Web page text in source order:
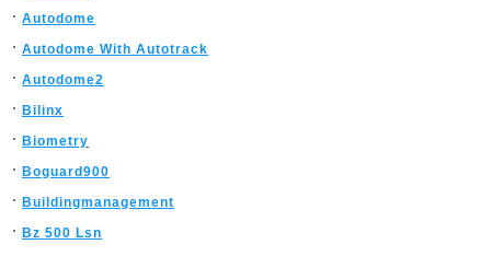
Autodome
Autodome With Autotrack
Autodome2
Bilinx
Biometry
Boguard900
Buildingmanagement
Bz 500 Lsn